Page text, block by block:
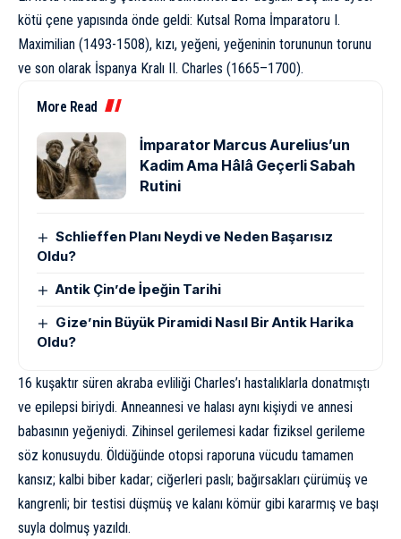
kötü çene yapısında önde geldi: Kutsal Roma İmparatoru I.
Maximilian (1493-1508), kızı, yeğeni, yeğeninin torununun torunu
ve son olarak İspanya Kralı II. Charles (1665–1700).
More Read
İmparator Marcus Aurelius’un
Kadim Ama Hâlâ Geçerli Sabah
Rutini
Schlieffen Planı Neydi ve Neden Başarısız
Oldu?
Antik Çin’de İpeğin Tarihi
Gize’nin Büyük Piramidi Nasıl Bir Antik Harika
Oldu?
16 kuşaktır süren akraba evliliği Charles’ı hastalıklarla donatmıştı
ve epilepsi biriydi. Anneannesi ve halası aynı kişiydi ve annesi
babasının yeğeniydi. Zihinsel gerilemesi kadar fiziksel gerileme
söz konusuydu. Öldüğünde otopsi raporuna vücudu tamamen
kansız; kalbi biber kadar; ciğerleri paslı; bağırsakları çürümüş ve
kangrenli; bir testisi düşmüş ve kalanı kömür gibi kararmış ve başı
suyla dolmuş yazıldı.